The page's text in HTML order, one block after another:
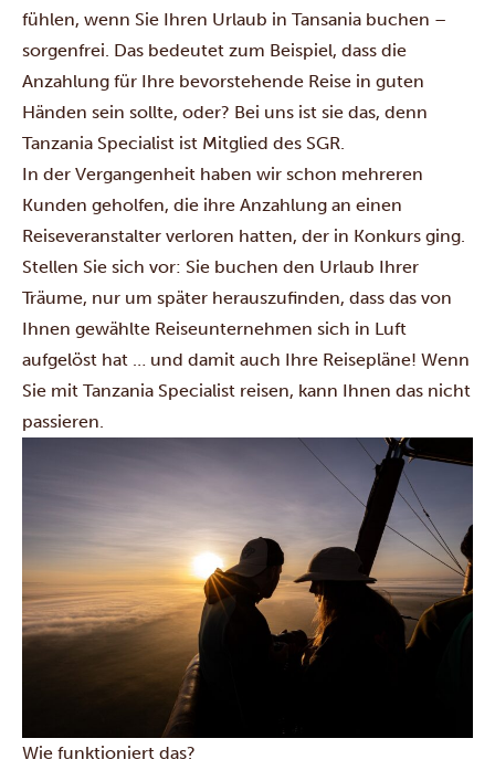
fühlen, wenn Sie Ihren Urlaub in Tansania buchen –
sorgenfrei. Das bedeutet zum Beispiel, dass die
Anzahlung für Ihre bevorstehende Reise in guten
Händen sein sollte, oder? Bei uns ist sie das, denn
Tanzania Specialist ist Mitglied des SGR.
In der Vergangenheit haben wir schon mehreren
Kunden geholfen, die ihre Anzahlung an einen
Reiseveranstalter verloren hatten, der in Konkurs ging.
Stellen Sie sich vor: Sie buchen den Urlaub Ihrer
Träume, nur um später herauszufinden, dass das von
Ihnen gewählte Reiseunternehmen sich in Luft
aufgelöst hat … und damit auch Ihre Reisepläne! Wenn
Sie mit Tanzania Specialist reisen, kann Ihnen das nicht
passieren.
Wie funktioniert das?